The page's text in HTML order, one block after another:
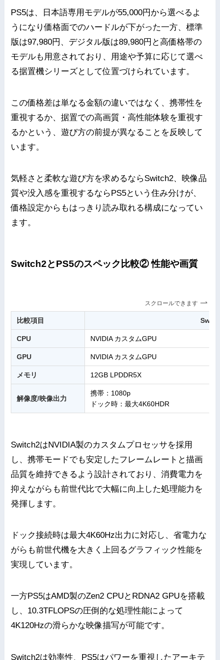
PS5は、日本語専用モデルが55,000円から選べるよ
うになり価格面でのハードルが下がった一方、標準
版は97,980円、デジタル版は89,980円と高価格帯の
モデルも用意されており、用途や予算に応じて選べ
る据置機シリーズとして位置づけられています。
この価格差は単なる金額の違いではなく、携帯性を
重視するか、据置での高画質・高性能体験を重視す
るかという、遊び方の前提が異なることを反映して
います。
気軽さと柔軟な遊び方を求めるならSwitch2、映像品
質や没入感を重視するならPS5という住み分けが、
価格設定からもはっきり読み取れる構成になってい
ます。
Switch2とPS5のスペック比較② 性能や画質
スクロールできます
比較項目
CPU NVIDIA カスタムGPU
GPU NVIDIA カスタムGPU
メモリ 12GB LPDDR5X
解像度/映像出力
携帯：1080p
ドック時：最大4K60HDR
Switch2はNVIDIA製のカスタムプロセッサを採用
し、携帯モードでも安定したフレームレートと描画
品質を維持できるよう設計されており、消費電力を
抑えながらも前世代比で大幅に向上した処理能力を
発揮します。
ドック接続時は最大4K60Hz出力に対応し、省電力な
がらも前世代機を大きく上回るグラフィック性能を
実現しています。
一方PS5はAMD製のZen2 CPUとRDNA2 GPUを搭載
し、10.3TFLOPSの圧倒的な処理性能によって
4K120Hzの滑らかな映像描写が可能です。
Switch2は効率性、PS5はパワーを重視したアーキテ